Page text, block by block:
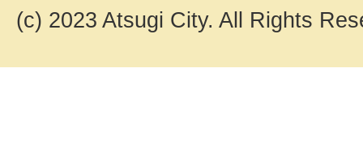
(c) 2023 Atsugi City. All Rights